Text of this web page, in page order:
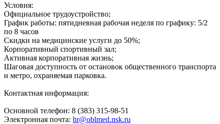
Условия:
Официальное трудоустройство;
График работы: пятидневная рабочая неделя по графику: 5/2
по 8 часов
Скидки на медицинские услуги до 50%;
Корпоративный спортивный зал;
Активная корпоративная жизнь;
Шаговая доступность от остановок общественного транспорта
и метро, охраняемая парковка.
Контактная информация:
Основной телефон: 8 (383) 315-98-51
Электронная почта: hr@oblmed.nsk.ru